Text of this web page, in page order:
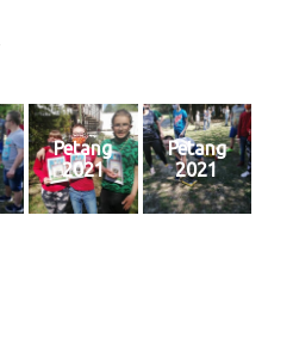
Petang
2021
Petang
2021